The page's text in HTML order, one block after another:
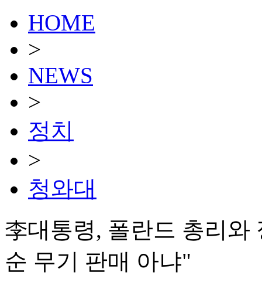
HOME
>
NEWS
>
정치
>
청와대
李대통령, 폴란드 총리
순 무기 판매 아냐"